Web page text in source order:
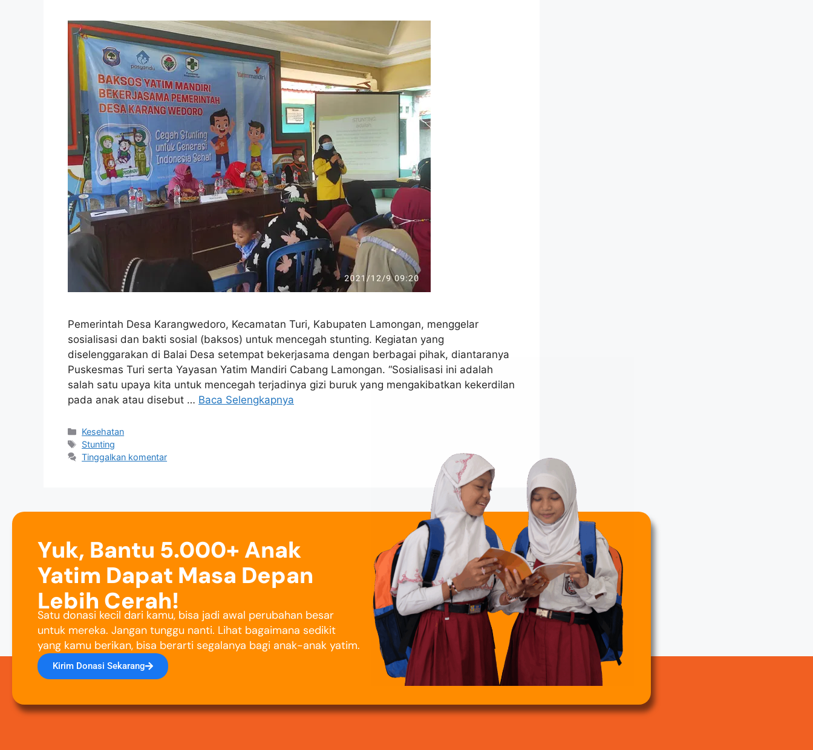
Pemerintah Desa Karangwedoro, Kecamatan Turi, Kabupaten Lamongan, menggelar
sosialisasi dan bakti sosial (baksos) untuk mencegah stunting. Kegiatan yang
diselenggarakan di Balai Desa setempat bekerjasama dengan berbagai pihak, diantaranya
Puskesmas Turi serta Yayasan Yatim Mandiri Cabang Lamongan. “Sosialisasi ini adalah
salah satu upaya kita untuk mencegah terjadinya gizi buruk yang mengakibatkan kekerdilan
pada anak atau disebut … Baca Selengkapnya
Kesehatan
Stunting
Tinggalkan komentar
Yuk, Bantu 5.000+ Anak
Yatim Dapat Masa Depan
Lebih Cerah!
Satu donasi kecil dari kamu, bisa jadi awal perubahan besar
untuk mereka. Jangan tunggu nanti. Lihat bagaimana sedikit
yang kamu berikan, bisa berarti segalanya bagi anak-anak yatim.
Kirim Donasi Sekarang